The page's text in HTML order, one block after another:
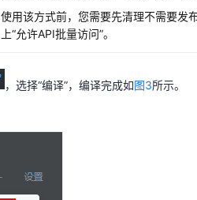
使用该方式前，您需要先清理不需要发
上“允许API批量访问”。
，选择“编译”，编译完成如图3所示。